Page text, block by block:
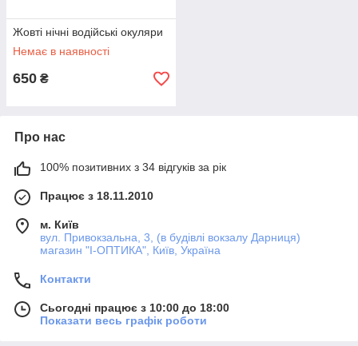
Жовті нічні водійські окуляри
Немає в наявності
650 ₴
Про нас
100% позитивних з 34 відгуків за рік
Працює з 18.11.2010
м. Київ
вул. Привокзальна, 3, (в будівлі вокзалу Дарниця)
магазин "I-ОПТИКА", Київ, Україна
Контакти
Сьогодні працює з 10:00 до 18:00
Показати весь графік роботи